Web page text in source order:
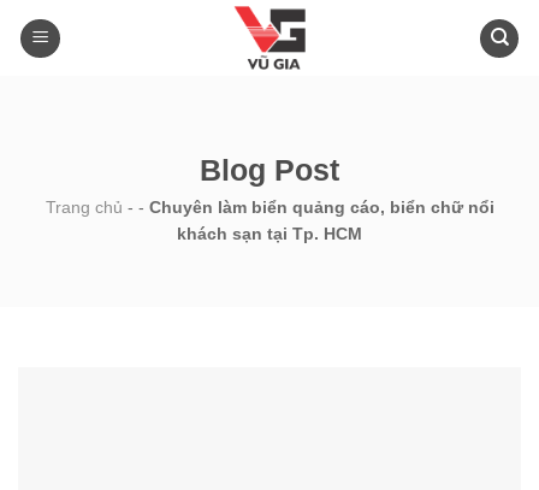
Blog Post
Trang chủ - - Chuyên làm biển quảng cáo, biển chữ nổi
khách sạn tại Tp. HCM